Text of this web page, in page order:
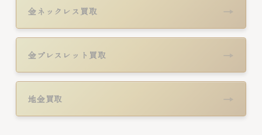
金ネックレス買取 →
金ブレスレット買取 →
地金買取 →